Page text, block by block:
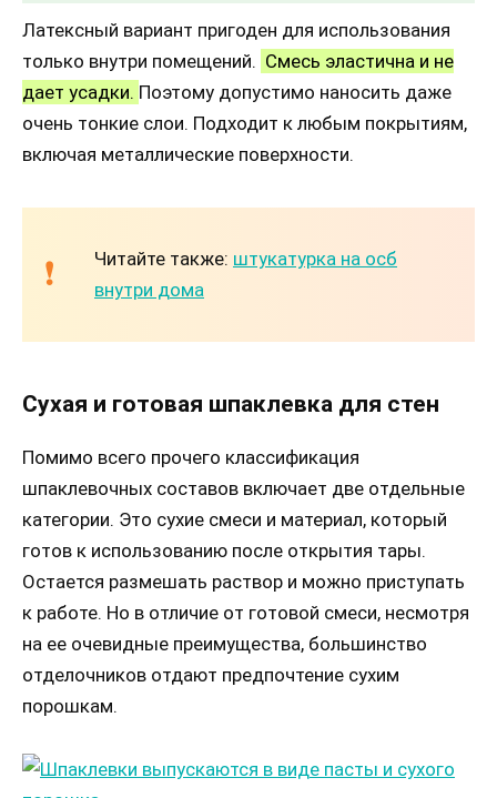
Латексный вариант пригоден для использования
только внутри помещений. Смесь эластична и не
дает усадки. Поэтому допустимо наносить даже
очень тонкие слои. Подходит к любым покрытиям,
включая металлические поверхности.
Читайте также: штукатурка на осб
внутри дома
Сухая и готовая шпаклевка для стен
Помимо всего прочего классификация
шпаклевочных составов включает две отдельные
категории. Это сухие смеси и материал, который
готов к использованию после открытия тары.
Остается размешать раствор и можно приступать
к работе. Но в отличие от готовой смеси, несмотря
на ее очевидные преимущества, большинство
отделочников отдают предпочтение сухим
порошкам.